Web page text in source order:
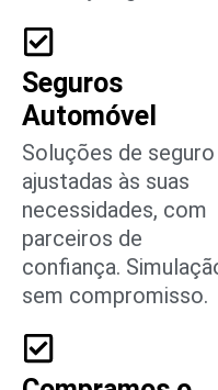
Seguros
Automóvel
Soluções de seguro
ajustadas às suas
necessidades, com
parceiros de
confiança.
sem compromisso.